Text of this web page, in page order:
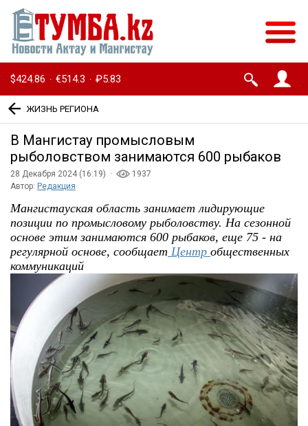
$424.86 · €514.3 · ₽5.83
ЖИЗНЬ РЕГИОНА
В Мангистау промысловым
рыболовством занимаются 600 рыбаков
28 Декабря 2024 (16:19) ·
1937
Автор: Редакция
Мангистауская область занимает лидирующие
позиции по промысловому рыболовству. На сезонной
основе этим занимаются 600 рыбаков, еще 75 - на
регулярной основе, сообщает Центр общественных
коммуникаций